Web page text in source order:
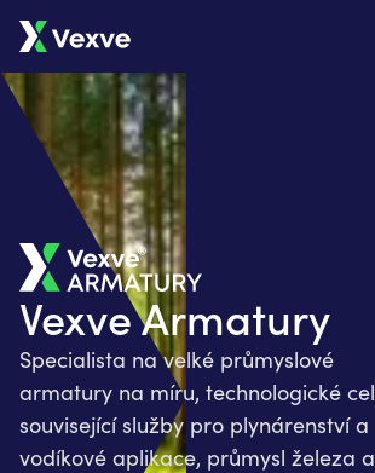
Vexve Armatury
Specialista na velké průmyslové
armatury na míru, technologické
související služby pro plynárenství a
vodíkové aplikace, průmysl železa